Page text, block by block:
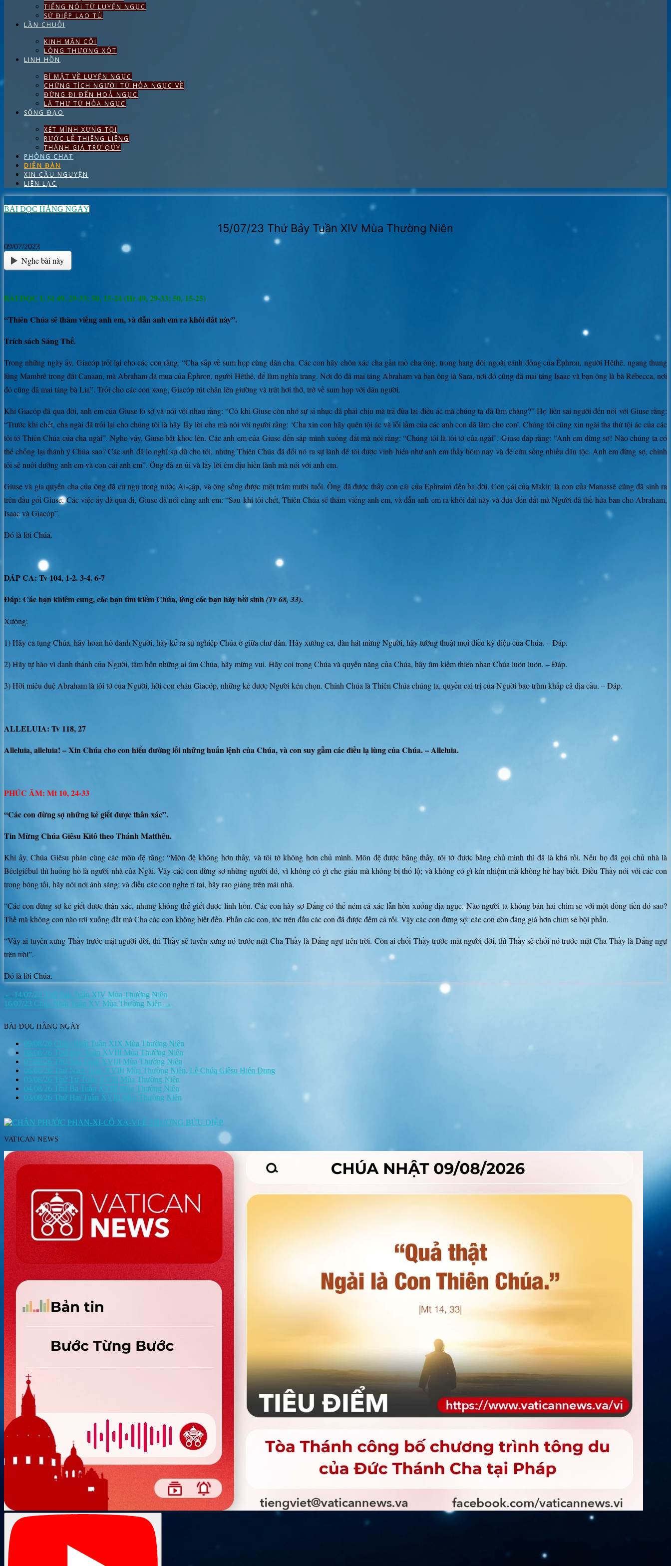
TIẾNG NÓI TỪ LUYỆN NGỤC
SỨ ĐIỆP LAO TÙ
LẦN CHUỖI
KINH MÂN CÔI
LÒNG THƯƠNG XÓT
LINH HỒN
BÍ MẬT VỀ LUYỆN NGỤC
CHỨNG TÍCH NGƯỜI TỪ HỎA NGỤC VỀ
ĐỪNG ĐI ĐẾN HOẢ NGỤC
LÁ THƯ TỪ HỎA NGỤC
SỐNG ĐẠO
XÉT MÌNH XƯNG TỘI
RƯỚC LỄ THIÊNG LIÊNG
THÁNH GIÁ TRỪ QỦY
PHÒNG CHAT
DIỄN ĐÀN
XIN CẦU NGUYỆN
LIÊN LẠC
BÀI ĐỌC HẰNG NGÀY
15/07/23 Thứ Bảy Tuần XIV Mùa Thường Niên
09/07/2023
Nghe bài này
BÀI ĐỌC I: St 49, 29-33; 50, 15-24 (Hr 49, 29-33; 50, 15-25)
“Thiên Chúa sẽ thăm viếng anh em, và dẫn anh em ra khỏi đất này”.
Trích sách Sáng Thế.
Trong những ngày ấy, Giacóp trối lại cho các con rằng: “Cha sắp về sum họp cùng dân cha. Các con hãy chôn xác cha gần mồ cha ông, trong hang đôi ngoài cánh đồng của Êphron, người Hêthê, ngang thung
lũng Mambrê trong đất Canaan, mà Abraham đã mua của Êphron, người Hêthê, để làm nghĩa trang. Nơi đó đã mai táng Abraham và bạn ông là Sara, nơi đó cũng đã mai táng Isaac và bạn ông là bà Rébecca, nơi
đó cũng đã mai táng bà Lia”. Trối cho các con xong, Giacóp rút chân lên giường và trút hơi thở, trở về sum họp với dân người.
Khi Giacóp đã qua đời, anh em của Giuse lo sợ và nói với nhau rằng: “Có khi Giuse còn nhớ sự sỉ nhục đã phải chịu mà trả đũa lại điều ác mà chúng ta đã làm chăng?” Họ liền sai người đến nói với Giuse rằng:
“Trước khi chết, cha ngài đã trối lại cho chúng tôi là hãy lấy lời cha mà nói với người rằng: ‘Cha xin con hãy quên tội ác và lỗi lầm của các anh con đã làm cho con’. Chúng tôi cũng xin ngài tha thứ tội ác của các
tôi tớ Thiên Chúa của cha ngài”. Nghe vậy, Giuse bật khóc lên. Các anh em của Giuse đến sấp mình xuống đất mà nói rằng: “Chúng tôi là tôi tớ của ngài”. Giuse đáp rằng: “Anh em đừng sợ! Nào chúng ta có
thể chống lại thánh ý Chúa sao? Các anh đã lo nghĩ sự dữ cho tôi, nhưng Thiên Chúa đã đổi nó ra sự lành để tôi được vinh hiển như anh em thấy hôm nay và để cứu sống nhiều dân tộc. Anh em đừng sợ, chính
tôi sẽ nuôi dưỡng anh em và con cái anh em”. Ông đã an ủi và lấy lời êm dịu hiền lành mà nói với anh em.
Giuse và gia quyến cha của ông đã cư ngụ trong nước Ai-cập, và ông sống được một trăm mười tuổi. Ông đã được thấy con cái của Ephraim đến ba đời. Con cái của Makir, là con của Manassê cũng đã sinh ra
trên đầu gối Giuse. Các việc ấy đã qua đi, Giuse đã nói cùng anh em: “Sau khi tôi chết, Thiên Chúa sẽ thăm viếng anh em, và dẫn anh em ra khỏi đất này và đưa đến đất mà Người đã thề hứa ban cho Abraham,
Isaac và Giacóp”.
Đó là lời Chúa.
ĐÁP CA: Tv 104, 1-2. 3-4. 6-7
Đáp: Các bạn khiêm cung, các bạn tìm kiếm Chúa, lòng các bạn hãy hồi sinh(Tv 68, 33).
Xướng:
1) Hãy ca tụng Chúa, hãy hoan hô danh Người, hãy kể ra sự nghiệp Chúa ở giữa chư dân. Hãy xướng ca, đàn hát mừng Người, hãy tường thuật mọi điều kỳ diệu của Chúa. – Đáp.
2) Hãy tự hào vì danh thánh của Người, tâm hồn những ai tìm Chúa, hãy mừng vui. Hãy coi trọng Chúa và quyền năng của Chúa, hãy tìm kiếm thiên nhan Chúa luôn luôn. – Đáp.
3) Hỡi miêu duệ Abraham là tôi tớ của Người, hỡi con cháu Giacóp, những kẻ được Người kén chọn. Chính Chúa là Thiên Chúa chúng ta, quyền cai trị của Người bao trùm khắp cả địa cầu. – Đáp.
ALLELUIA: Tv 118, 27
Alleluia, alleluia! – Xin Chúa cho con hiểu đường lối những huấn lệnh của Chúa, và con suy gẫm các điều lạ lùng của Chúa. – Alleluia.
PHÚC ÂM: Mt 10, 24-33
“Các con đừng sợ những kẻ giết được thân xác”.
Tin Mừng Chúa Giêsu Kitô theo Thánh Matthêu.
Khi ấy, Chúa Giêsu phán cùng các môn đệ rằng: “Môn đệ không hơn thầy, và tôi tớ không hơn chủ mình. Môn đệ được bằng thầy, tôi tớ được bằng chủ mình thì đã là khá rồi. Nếu họ đã gọi chủ nhà là
Bêelgiêbul thì huống hồ là người nhà của Ngài. Vậy các con đừng sợ những người đó, vì không có gì che giấu mà không bị thố lộ; và không có gì kín nhiệm mà không hề hay biết. Điều Thầy nói với các con
trong bóng tối, hãy nói nơi ánh sáng; và điều các con nghe rỉ tai, hãy rao giảng trên mái nhà.
“Các con đừng sợ kẻ giết được thân xác, nhưng không thể giết được linh hồn. Các con hãy sợ Đấng có thể ném cả xác lẫn hồn xuống địa ngục. Nào người ta không bán hai chim sẻ với một đồng tiền đó sao?
Thế mà không con nào rơi xuống đất mà Cha các con không biết đến. Phần các con, tóc trên đầu các con đã được đếm cả rồi. Vậy các con đừng sợ: các con còn đáng giá hơn chim sẻ bội phần.
“Vậy ai tuyên xưng Thầy trước mặt người đời, thì Thầy sẽ tuyên xưng nó trước mặt Cha Thầy là Đấng ngự trên trời. Còn ai chối Thầy trước mặt người đời, thì Thầy sẽ chối nó trước mặt Cha Thầy là Đấng ngự
trên trời”.
Đó là lời Chúa.
Điều
hướng
viết
← 14/07/23 Thứ Sáu Tuần XIV Mùa Thường Niên
16/07/23 Chúa Nhật Tuần XV Mùa Thường Niên →
BÀI ĐỌC HẰNG NGÀY
09/08/26 Chúa Nhật Tuần XIX Mùa Thường Niên
08/08/26 Thứ Bảy Tuần XVIII Mùa Thường Niên
07/08/26 Thứ Sáu Tuần XVIII Mùa Thường Niên
06/08/26 Thứ Năm Tuần XVIII Mùa Thường Niên, Lễ Chúa Giêsu Hiển Dung
05/08/26 Thứ Tư Tuần XVIII Mùa Thường Niên
04/08/26 Thứ Ba Tuần XVIII Mùa Thường Niên
03/08/26 Thứ Hai Tuần XVIII Mùa Thường Niên
VATICAN NEWS